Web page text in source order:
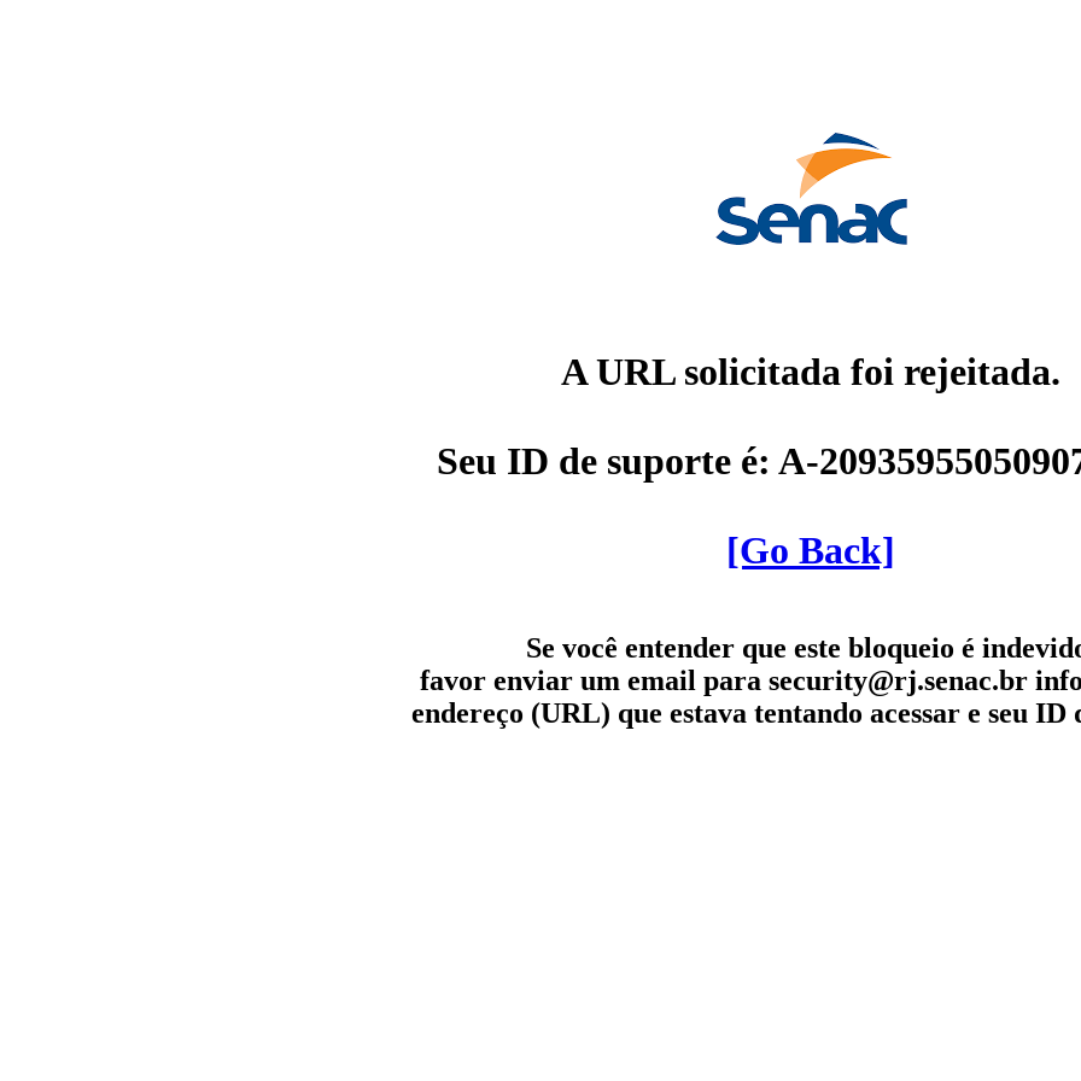
A URL solicitada foi rejeitada.
Seu ID de suporte é: A-
[Go Back]
Se você entender que este bloqueio é
favor enviar um email para security@rj.senac.br
endereço (URL) que estava tentando acessar e seu ID